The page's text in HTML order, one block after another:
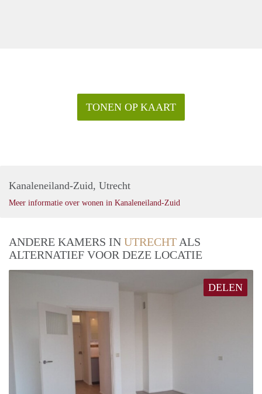
TONEN OP KAART
Kanaleneiland-Zuid, Utrecht
Meer informatie over wonen in Kanaleneiland-Zuid
ANDERE KAMERS IN UTRECHT ALS
ALTERNATIEF VOOR DEZE LOCATIE
DELEN